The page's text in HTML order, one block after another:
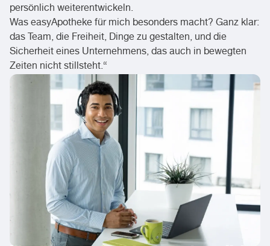
persönlich weiterentwickeln.
Was easyApotheke für mich besonders macht? Ganz klar:
das Team, die Freiheit, Dinge zu gestalten, und die
Sicherheit eines Unternehmens, das auch in bewegten
Zeiten nicht stillsteht.“